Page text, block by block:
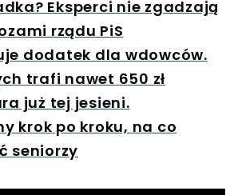
Eksperci nie zgadzają
rządu PiS
dodatek dla wdowców.
trafi nawet 650 zł
już tej jesieni.
krok po kroku, na co
seniorzy